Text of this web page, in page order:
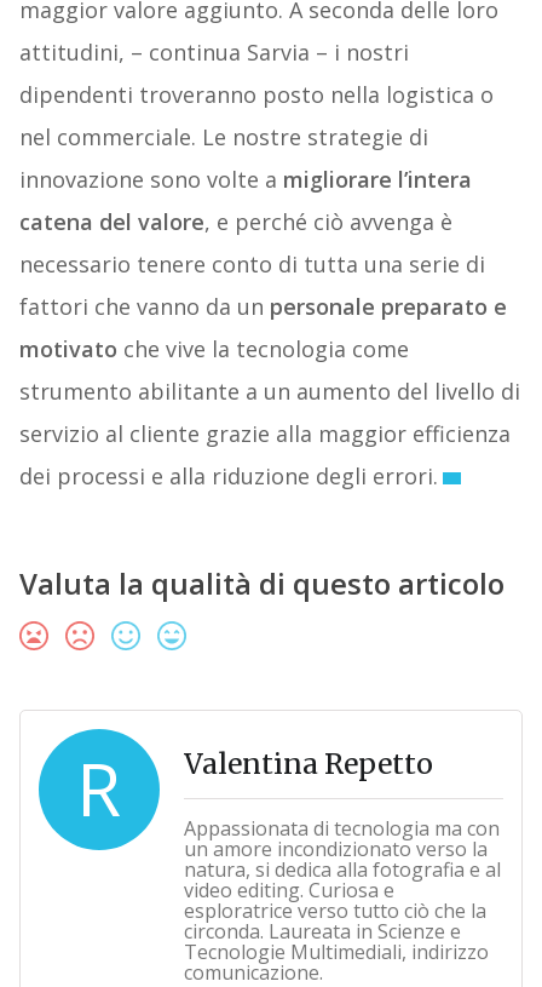
maggior valore aggiunto. A seconda delle loro
attitudini, – continua Sarvia – i nostri
dipendenti troveranno posto nella logistica o
nel commerciale. Le nostre strategie di
innovazione sono volte a migliorare l’intera
catena del valore, e perché ciò avvenga è
necessario tenere conto di tutta una serie di
fattori che vanno da un personale preparato e
motivato che vive la tecnologia come
strumento abilitante a un aumento del livello di
servizio al cliente grazie alla maggior efficienza
dei processi e alla riduzione degli errori.
Valuta la qualità di questo articolo
R Valentina Repetto
Appassionata di tecnologia ma con
un amore incondizionato verso la
natura, si dedica alla fotografia e al
video editing. Curiosa e
esploratrice verso tutto ciò che la
circonda. Laureata in Scienze e
Tecnologie Multimediali, indirizzo
comunicazione.